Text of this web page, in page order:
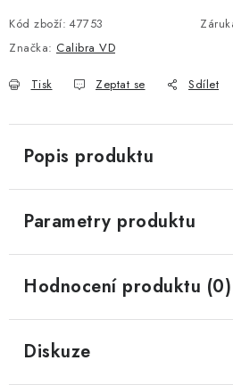
Kód zboží: 47753
Značka: Calibra VD
Tisk Zeptat se Sdílet
Popis produktu
Parametry produktu
Hodnocení produktu (0)
Diskuze